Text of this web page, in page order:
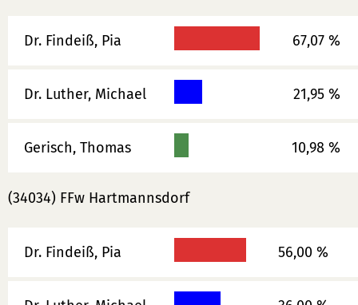
Dr. Findeiß, Pia 67,07 %
Dr. Luther, Michael 21,95 %
Gerisch, Thomas 10,98 %
(34034) FFw Hartmannsdorf
Dr. Findeiß, Pia 56,00 %